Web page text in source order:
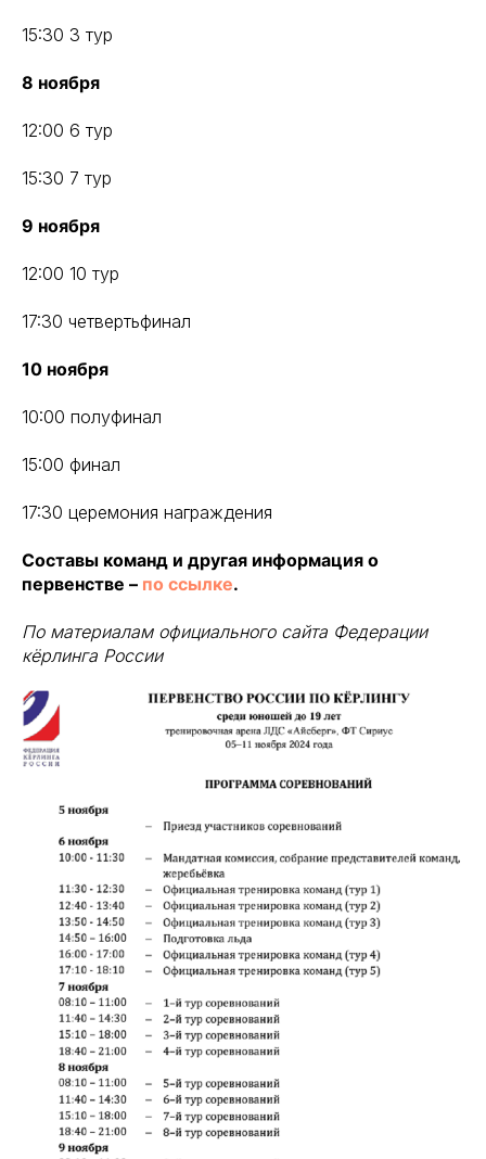
15:30 3 тур
8 ноября
12:00 6 тур
15:30 7 тур
9 ноября
12:00 10 тур
17:30 четвертьфинал
10 ноября
10:00 полуфинал
15:00 финал
17:30 церемония награждения
Составы команд и другая информация о
первенстве – по ссылке.
По материалам официального сайта Федерации
кёрлинга России